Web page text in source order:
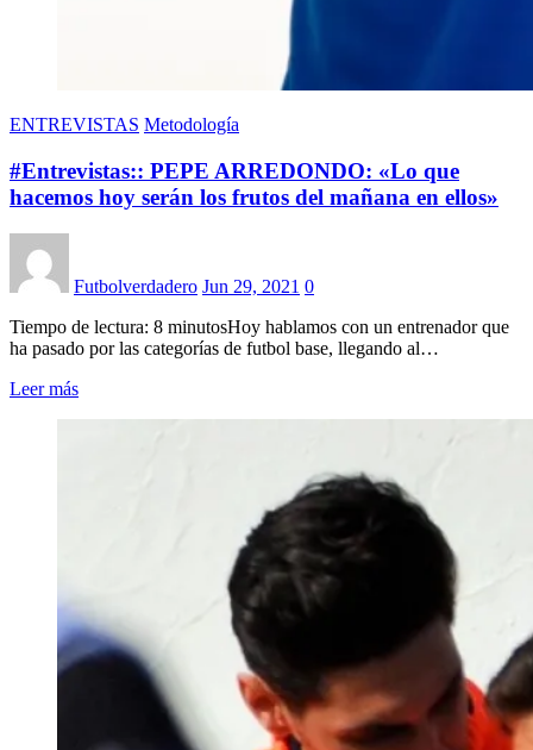
ENTREVISTAS Metodología
#Entrevistas:: PEPE ARREDONDO: «Lo que
hacemos hoy serán los frutos del mañana en ellos»
Futbolverdadero Jun 29, 2021 0
Tiempo de lectura: 8 minutosHoy hablamos con un entrenador que
ha pasado por las categorías de futbol base, llegando al…
Leer más